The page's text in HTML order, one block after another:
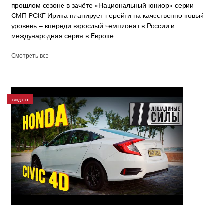
прошлом сезоне в зачёте «Национальный юниор» серии
СМП РСКГ Ирина планирует перейти на качественно новый
уровень – впереди взрослый чемпионат в России и
международная серия в Европе.
Смотреть все
ВИДЕО